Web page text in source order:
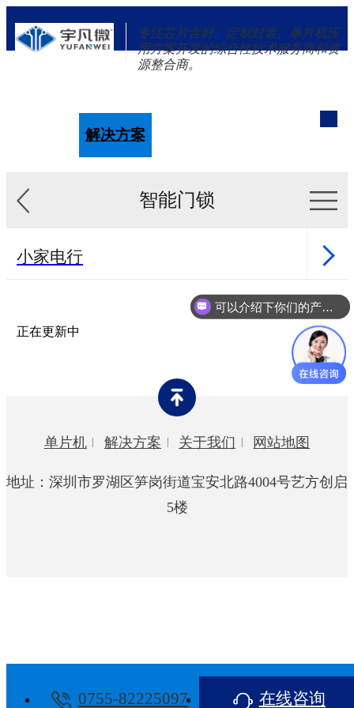
专注芯片合封、定制封装、单片机应
用方案开发的综合性技术服务商和资
源整合商。
解决方案
智能门锁
小家电行
医美行业
智能家居
宠物用品
正在更新中
单片机 解决方案 关于我们 网站地图
地址：深圳市罗湖区笋岗街道宝安北路4004号艺方创启
5楼
0755-82225097 在线咨询
可以介绍下你们的产品么？